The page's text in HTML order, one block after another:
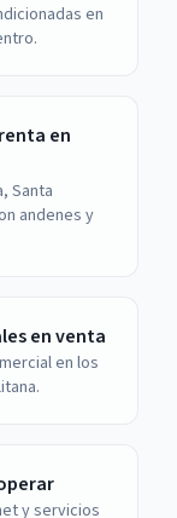
en
en
Santa
andenes y
en venta
en los
y servicios